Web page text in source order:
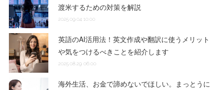
渡米するための対策を解説
2025.09.04 10:00
英語のAI活用法！英文作成や翻訳に使うメリット
や気をつけるべきことを紹介します
2025.08.29 06:00
海外生活、お金で諦めないでほしい。まっとうに